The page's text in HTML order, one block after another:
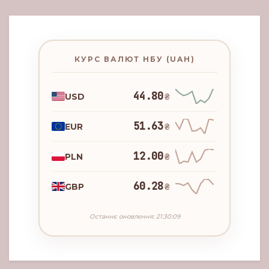
КУРС ВАЛЮТ НБУ (UAH)
USD 44.80₴
EUR 51.63₴
PLN 12.00₴
GBP 60.28₴
Останнє оновлення: 21:30:09